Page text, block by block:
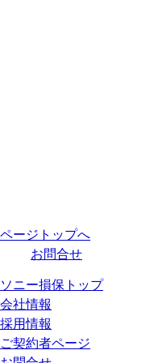
ページトップへ
お問合せ
ソニー損保トップ
会社情報
採用情報
ご契約者ページ